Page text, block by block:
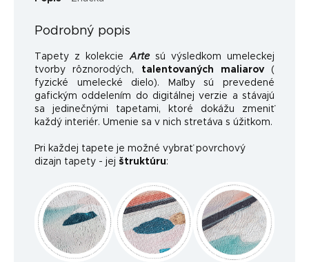
Podrobný popis
Tapety z kolekcieArtesú výsledkom umeleckej
tvorby rôznorodých,
talentovaných maliarov(
fyzické umelecké dielo). Maľby sú prevedené
gafickým oddelením do digitálnej verzie a stávajú
sa jedinečnými tapetami, ktoré dokážu zmeniť
každý interiér. Umenie sa v nich stretáva s úžitkom.
Pri každej tapete je možné vybrať povrchový
dizajn tapety - jej štruktúru: